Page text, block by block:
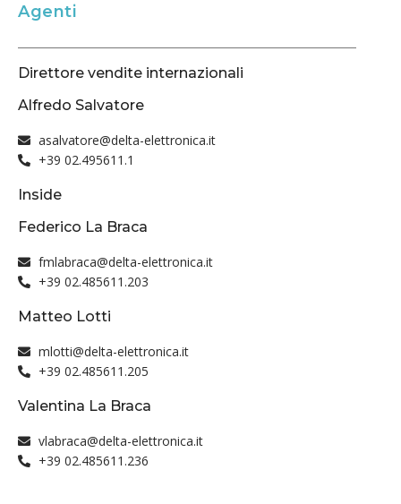
Agenti
Direttore vendite internazionali
Alfredo Salvatore
asalvatore@delta-elettronica.it
+39 02.495611.1
Inside
Federico La Braca
fmlabraca@delta-elettronica.it
+39 02.485611.203
Matteo Lotti
mlotti@delta-elettronica.it
+39 02.485611.205
Valentina La Braca
vlabraca@delta-elettronica.it
+39 02.485611.236